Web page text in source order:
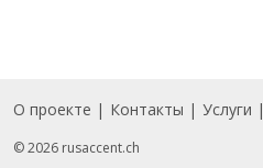
Footer
О проекте Контакты Услуги
© 2026 rusaccent.ch